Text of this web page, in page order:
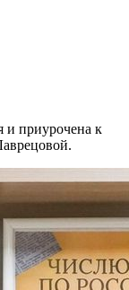
и приурочена к